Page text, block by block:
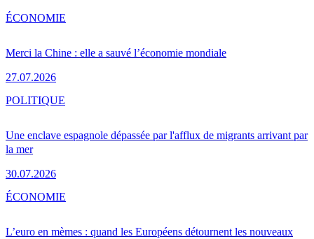
Merci la Chine : elle a sauvé l’économie mondiale
27.07.2026
ÉCONOMIE
Une enclave espagnole dépassée par l'afflux de migrants arrivant par
la mer
30.07.2026
POLITIQUE
L’euro en mèmes : quand les Européens détournent les nouveaux
ÉCONOMIE